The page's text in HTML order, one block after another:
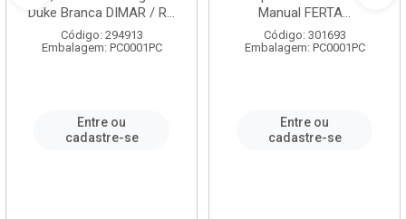
Duke Branca DIMAR / R...
Código: 294913
Embalagem: PC0001PC
Entre ou
cadastre-se
Manual FERTA...
Código: 301693
Embalagem: PC0001PC
Entre ou
cadastre-se